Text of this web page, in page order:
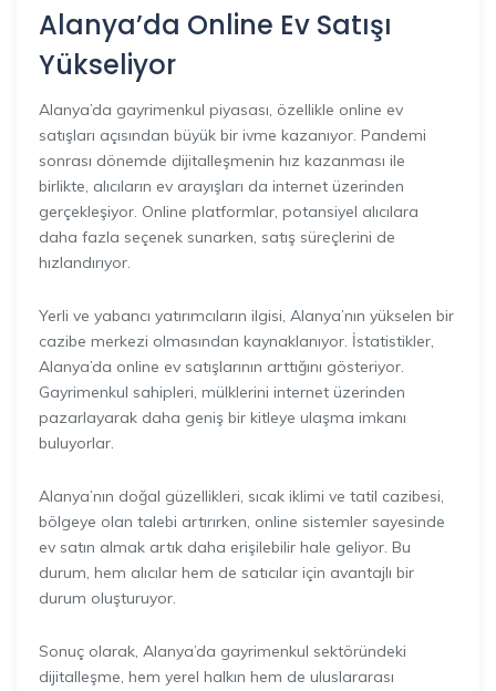
Alanya’da Online Ev Satışı
Yükseliyor
Alanya’da gayrimenkul piyasası, özellikle online ev
satışları açısından büyük bir ivme kazanıyor. Pandemi
sonrası dönemde dijitalleşmenin hız kazanması ile
birlikte, alıcıların ev arayışları da internet üzerinden
gerçekleşiyor. Online platformlar, potansiyel alıcılara
daha fazla seçenek sunarken, satış süreçlerini de
hızlandırıyor.
Yerli ve yabancı yatırımcıların ilgisi, Alanya’nın yükselen bir
cazibe merkezi olmasından kaynaklanıyor. İstatistikler,
Alanya’da online ev satışlarının arttığını gösteriyor.
Gayrimenkul sahipleri, mülklerini internet üzerinden
pazarlayarak daha geniş bir kitleye ulaşma imkanı
buluyorlar.
Alanya’nın doğal güzellikleri, sıcak iklimi ve tatil cazibesi,
bölgeye olan talebi artırırken, online sistemler sayesinde
ev satın almak artık daha erişilebilir hale geliyor. Bu
durum, hem alıcılar hem de satıcılar için avantajlı bir
durum oluşturuyor.
Sonuç olarak, Alanya’da gayrimenkul sektöründeki
dijitalleşme, hem yerel halkın hem de uluslararası